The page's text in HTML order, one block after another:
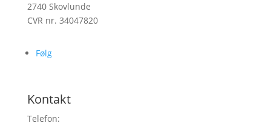
2740 Skovlunde
CVR nr. 34047820
Følg
Kontakt
Telefon: